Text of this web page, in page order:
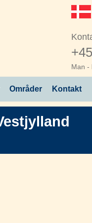
Man -
Områder Kontakt